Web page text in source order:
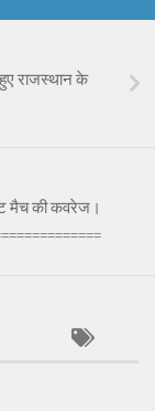
राजस्थान के
मैच की कवरेज।